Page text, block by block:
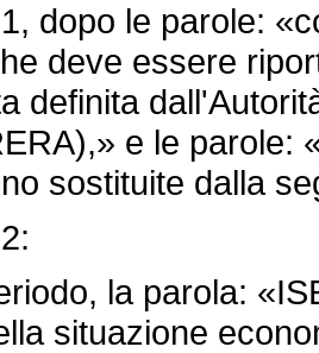
dopo le parole:
deve essere
definita
e le parole:
sostituite dalla
la parola:
situazione